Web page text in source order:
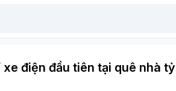
điện đầu tiên tại quê nhà tỷ